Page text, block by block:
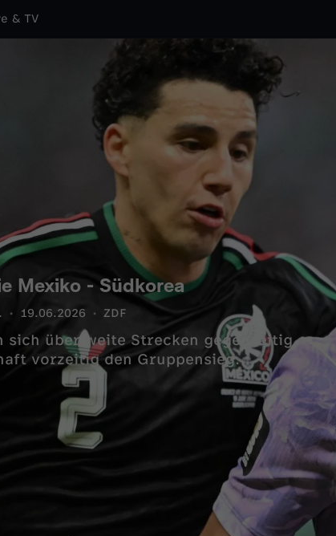
& TV
Mexiko - Südkorea
19.06.2026 ZDF
sich über weite Strecken gegenseitig.
vorzeitig den Gruppensieg.